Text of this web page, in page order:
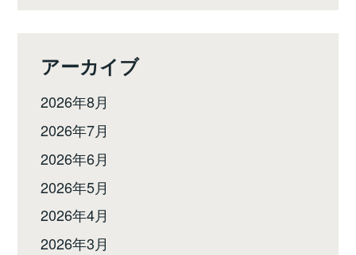
アーカイブ
2026年8月
2026年7月
2026年6月
2026年5月
2026年4月
2026年3月